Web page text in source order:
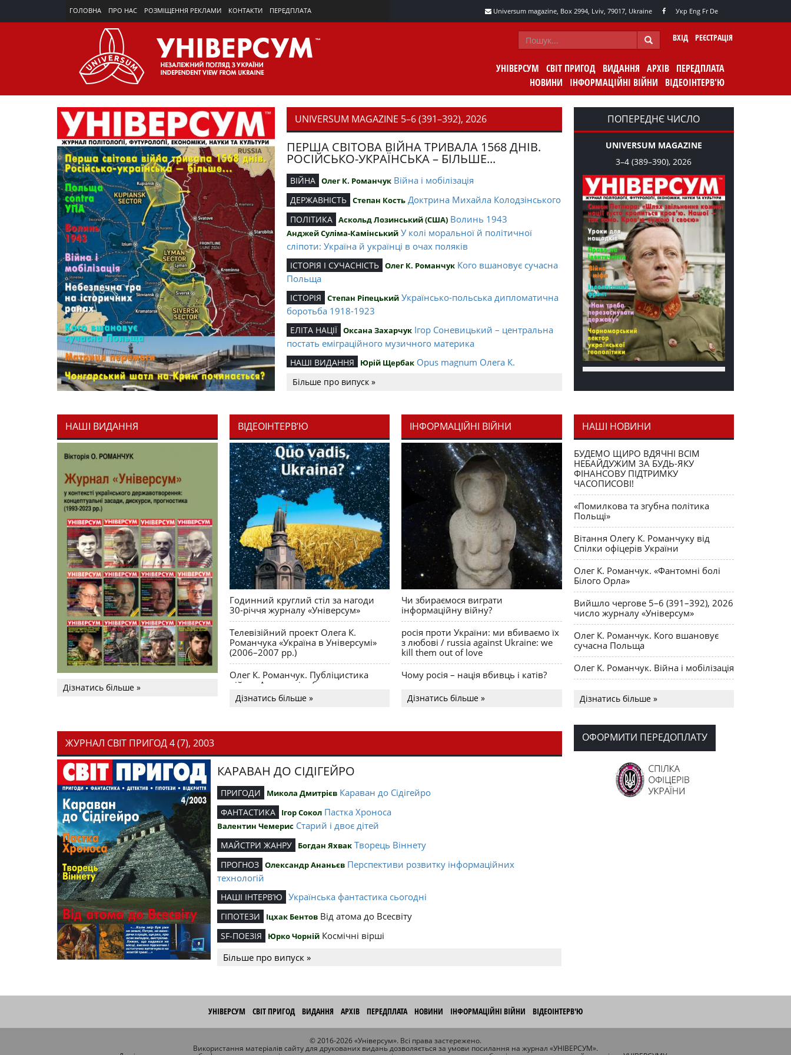
ГОЛОВНА ПРО НАС РОЗМІЩЕННЯ РЕКЛАМИ КОНТАКТИ ПЕРЕДПЛАТА Universum magazine, Box 2994, Lviv, 79017, Ukraine Укр Eng FrDe
ВХІД РЕЄСТРАЦІЯ
УНІВЕРСУМ СВІТ ПРИГОД ВИДАННЯ АРХІВ ПЕРЕДПЛАТА
НОВИНИ
ІНФОРМАЦІЙНІ ВІЙНИ ВІДЕОІНТЕРВ'Ю
UNIVERSUM MAGAZINE 5–6 (391–392), 2026
ПЕРША СВІТОВА ВІЙНА ТРИВАЛА 1568 ДНІВ.
РОСІЙСЬКО-УКРАЇНСЬКА – БІЛЬШЕ...
ВІЙНА Олег К. Романчук Війна і мобілізація
ДЕРЖАВНІСТЬ Степан Кость Доктрина Михайла Колодзінського
ПОЛІТИКА Аскольд Лозинський (США) Волинь 1943
Анджей Суліма-Камінський У колі моральної й політичної
сліпоти: Україна й українці в очах поляків
ІСТОРІЯ І СУЧАСНІСТЬ Олег К. Романчук Кого вшановує сучасна
Польща
ІСТОРІЯ Степан Ріпецький Українсько-польська дипломатична
боротьба 1918-1923
ЕЛІТА НАЦІЇ Оксана Захарчук Ігор Соневицький – центральна
постать еміграційного музичного материка
НАШІ ВИДАННЯ Юрій Щербак Opus magnum Олега К.
Романчука
СЛОВО РЕДАКЦІЙНЕ Олег К. Романчук Журавель і синиця як
уособлення української політстратегії й тактики
Більше про випуск »
ПОПЕРЕДНЄ ЧИСЛО
UNIVERSUM MAGAZINE
3–4 (389–390), 2026
НАШІ ВИДАННЯ
Дізнатись більше »
ВІДЕОІНТЕРВ’Ю
Годинний круглий стіл за нагоди
30-річчя журналу «Універсум»
Телевізійний проект Олега К.
Романчука «Україна в Універсумі»
(2006–2007 рр.)
Олег К. Романчук. Публіцистика
війни. Акценти і табу
Дізнатись більше »
ІНФОРМАЦІЙНІ ВІЙНИ
Чи збираємося виграти
інформаційну війну?
росія проти України: ми вбиваємо їх
з любові / russia against Ukraine: we
kill them out of love
Чому росія – нація вбивць і катів?
Дізнатись більше »
НАШІ НОВИНИ
БУДЕМО ЩИРО ВДЯЧНІ ВСІМ
НЕБАЙДУЖИМ ЗА БУДЬ-ЯКУ
ФІНАНСОВУ ПІДТРИМКУ
ЧАСОПИСОВІ!
«Помилкова та згубна політика
Польщі»
Вітання Олегу К. Романчуку від
Спілки офіцерів України
Олег К. Романчук. «Фантомні болі
Білого Орла»
Вийшло чергове 5–6 (391–392), 2026
число журналу «Універсум»
Олег К. Романчук. Кого вшановує
сучасна Польща
Олег К. Романчук. Війна і мобілізація
долучилися до найбільшої
День Вишиванки в Норт Порті
OPUS MAGNUM Олега К. Романчука
Дізнатись більше »
ЖУРНАЛ СВІТ ПРИГОД 4 (7), 2003
КАРАВАН ДО СІДІГЕЙРО
ПРИГОДИ Микола Дмитрієв Караван до Сідігейро
ФАНТАСТИКА Ігор Сокол Пастка Хроноса
Валентин Чемерис Старий і двоє дітей
МАЙСТРИ ЖАНРУ Богдан Яхвак Творець Віннету
ПРОГНОЗ Олександр Ананьєв Перспективи розвитку інформаційних
технологій
НАШІ ІНТЕРВ’Ю Українська фантастика сьогодні
ГІПОТЕЗИ Іцхак Бентов Від атома до Всесвіту
SF-ПОЕЗІЯ Юрко Чорній Космічні вірші
Більше про випуск »
ОФОРМИТИ ПЕРЕДОПЛАТУ
УНІВЕРСУМ СВІТ ПРИГОД ВИДАННЯ АРХІВ ПЕРЕДПЛАТА НОВИНИ ІНФОРМАЦІЙНІ ВІЙНИ ВІДЕОІНТЕРВ'Ю
© 2016-2026 «Універсум». Всі права застережено.
Використання матеріалів сайту для друкованих видань дозволяється за умови посилання на журнал «УНІВЕРСУМ».